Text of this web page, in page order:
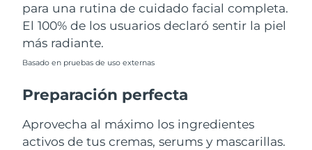
para una rutina de cuidado facial completa.
El 100% de los usuarios declaró sentir la piel
más radiante.
Basado en pruebas de uso externas
Preparación perfecta
Aprovecha al máximo los ingredientes
activos de tus cremas, serums y mascarillas.
Estados Unidos Entrega prevista8/13/26
Uzbekistán